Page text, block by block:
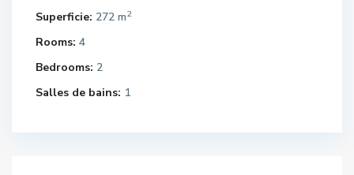
Superficie: 272 m2
Rooms: 4
Bedrooms: 2
Salles de bains: 1